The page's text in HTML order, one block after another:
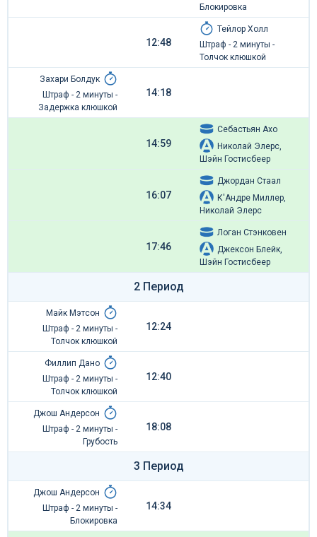
Блокировка
12:48
Тейлор Холл
Штраф - 2 минуты -
Толчок клюшкой
Захари Болдук
Штраф - 2 минуты -
Задержка клюшкой
14:18
14:59
Себастьян Ахо
Николай Элерс,
Шэйн Гостисбеер
16:07
Джордан Стаал
К'Андре Миллер,
Николай Элерс
17:46
Логан Стэнковен
Джексон Блейк,
Шэйн Гостисбеер
2 Период
Майк Мэтсон
Штраф - 2 минуты -
Толчок клюшкой
12:24
Филлип Дано
Штраф - 2 минуты -
Толчок клюшкой
12:40
Джош Андерсон
Штраф - 2 минуты -
Грубость
18:08
3 Период
Джош Андерсон
Штраф - 2 минуты -
Блокировка
14:34